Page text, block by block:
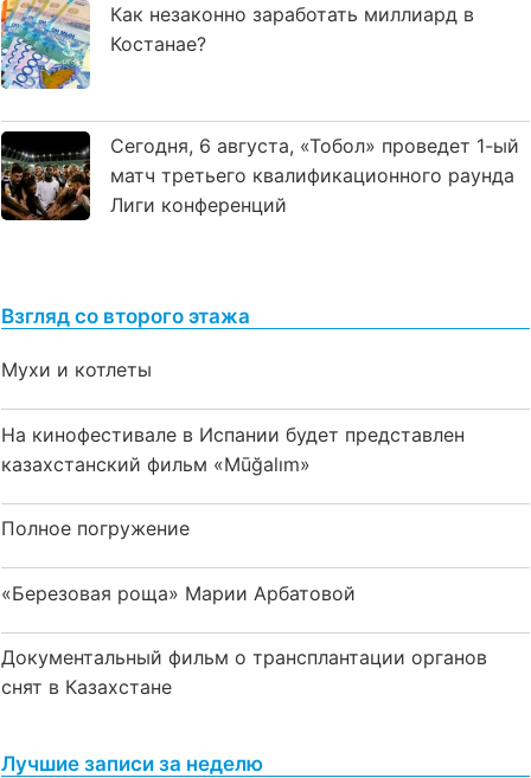
Как незаконно заработать миллиард в
Костанае?
Сегодня, 6 августа, «Тобол» проведет 1-ый
матч третьего квалификационного раунда
Лиги конференций
Взгляд со второго этажа
Мухи и котлеты
На кинофестивале в Испании будет представлен
казахстанский фильм «Mūğalım»
Полное погружение
«Березовая роща» Марии Арбатовой
Документальный фильм о трансплантации органов
снят в Казахстане
Лучшие записи за неделю